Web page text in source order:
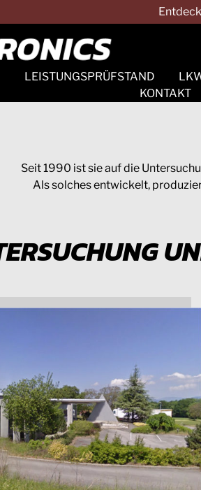
Historisch
LEISTUNGSPRÜFSTAND
Leistungsprüfstand
Titan
KONTAKT
Seit 1990 ist sie auf die
Als solches entwickelt,